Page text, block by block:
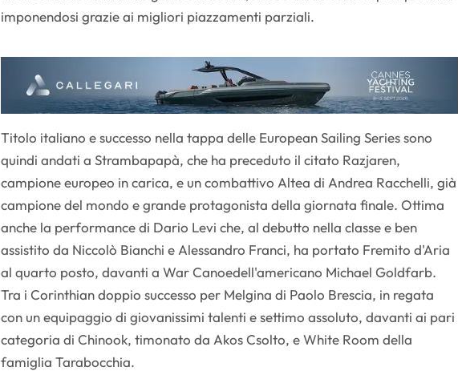
imponendosi grazie ai migliori piazzamenti parziali.
Titolo italiano e successo nella tappa delle European Sailing Series sono
quindi andati a Strambapapà, che ha preceduto il citato Razjaren,
campione europeo in carica, e un combattivo Altea di Andrea Racchelli, già
campione del mondo e grande protagonista della giornata finale. Ottima
anche la performance di Dario Levi che, al debutto nella classe e ben
assistito da Niccolò Bianchi e Alessandro Franci, ha portato Fremito d'Aria
al quarto posto, davanti a War Canoedell'americano Michael Goldfarb.
Tra i Corinthian doppio successo per Melgina di Paolo Brescia, in regata
con un equipaggio di giovanissimi talenti e settimo assoluto, davanti ai pari
categoria di Chinook, timonato da Akos Csolto, e White Room della
famiglia Tarabocchia.